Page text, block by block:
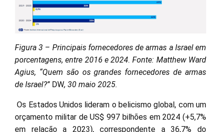
Figura 3 – Principais fornecedores de armas a Israel em
porcentagens, entre 2016 e 2024. Fonte: Matthew Ward
Agius, “Quem são os grandes fornecedores de armas
de Israel?” DW, 30 maio 2025.
Os Estados Unidos lideram o belicismo global, com um
orçamento militar de US$ 997 bilhões em 2024 (+5,7%
em relação a 2023), correspondente a 36,7% do